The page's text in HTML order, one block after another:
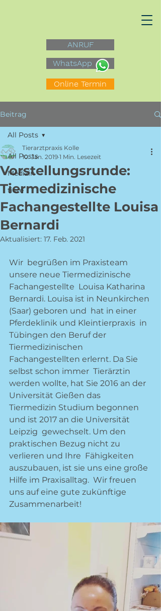
ANRUF
WhatsApp
Online Termin
Beitrag
All Posts
Medizin
tiere
All Posts
Vorstellungsrunde:
Tiermedizinische
Fachangestellte Louisa
Bernardi
Tierarztpraxis Kolle
10. Jan. 2019 1 Min. Lesezeit
Aktualisiert: 17. Feb. 2021
Wir  begrüßen im Praxisteam
unsere neue Tiermedizinische
Fachangestellte  Louisa Katharina
Bernardi. Louisa ist in Neunkirchen
(Saar) geboren und  hat in einer
Pferdeklinik und Kleintierpraxis  in
Tübingen den Beruf der
Tiermedizinischen
Fachangestellten erlernt. Da Sie
selbst schon immer  Tierärztin
werden wollte, hat Sie 2016 an der
Universität Gießen das
Tiermedizin Studium begonnen
und ist 2017 an die Universität
Leipzig  gewechselt. Um den
praktischen Bezug nicht zu
verlieren und Ihre  Fähigkeiten
auszubauen, ist sie uns eine große
Hilfe im Praxisalltag.  Wir freuen
uns auf eine gute zukünftige
Zusammenarbeit!